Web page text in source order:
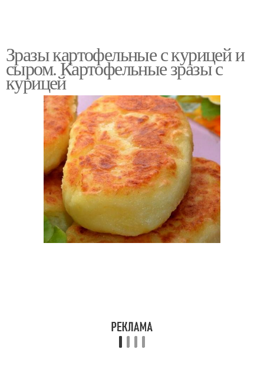
Зразы картофельные с курицей и
сыром. Картофельные зразы с
курицей